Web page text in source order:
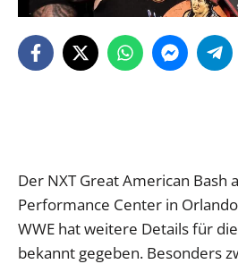
Der NXT Great American Bash
Performance Center in
WWE hat weitere Details für
bekannt gegeben. Besonders